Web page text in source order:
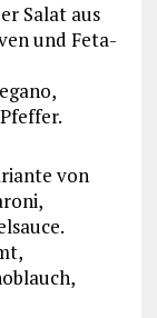
Salat aus
und Feta-
von